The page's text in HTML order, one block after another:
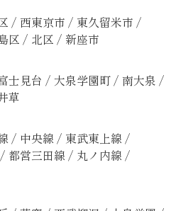
/ 西東京市 / 東久留米市 /
区 / 北区 / 新座市
士見台 / 大泉学園町 / 南大泉 /
草
/ 中央線 / 東武東上線 /
/ 都営三田線 / 丸ノ内線 /